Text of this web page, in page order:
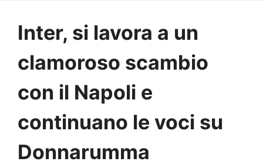
Inter, si lavora a un
clamoroso scambio
con il Napoli e
continuano le voci su
Donnarumma